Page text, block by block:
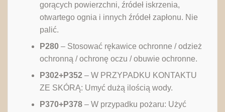
gorących powierzchni, źródeł iskrzenia,
otwartego ognia i innych źródeł zapłonu. Nie
palić.
P280– Stosować rękawice ochronne / odzież
ochronną / ochronę oczu / obuwie ochronne.
P302+P352– W PRZYPADKU KONTAKTU
ZE SKÓRĄ: Umyć dużą ilością wody.
P370+P378– W przypadku pożaru: Użyć